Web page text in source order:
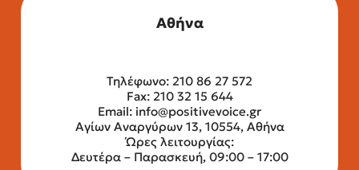
Αθήνα
Τηλέφωνο: 210 86 27 572
Fax: 210 32 15 644
Email: info@positivevoice.gr
Αγίων Αναργύρων 13, 10554, Αθήνα
Ώρες λειτουργίας:
Δευτέρα – Παρασκευή, 09:00 – 17:00